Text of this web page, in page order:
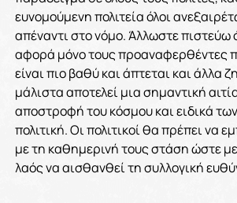
ευνομούμενη πολιτεία όλοι
απέναντι στο νόμο. Άλλωστε πιστεύω
αφορά μόνο τους προαναφερθέντες
είναι πιο βαθύ και άπτεται και άλλα
μάλιστα αποτελεί μια σημαντική
αποστροφή του κόσμου και ειδικά
πολιτική. Οι πολιτικοί θα πρέπει να
με τη καθημερινή τους στάση ώστε
λαός να αισθανθεί τη συλλογική